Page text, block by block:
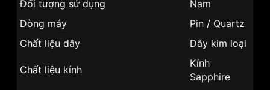
Đối tượng sử dụng
Nam
Dòng máy
Pin / Quartz
Chất liệu dây
Dây kim loại
Chất liệu kính
Kính
Sapphire